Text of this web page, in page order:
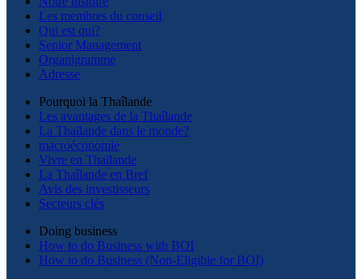
Les membres du conseil
Qui est qui?
Senior Management
Organigramme
Adresse
Pourquoi la Thaîlande
Les avantages de la Thaîlande
La Thaïlande dans le monde?
macroéconomie
Vivre en Thaïlande
La Thaîlande en Bref
Avis des investisseurs
Secteurs clés
Doing business
How to do Business with BOI
How to do Business (Non-Eligible for BOI)